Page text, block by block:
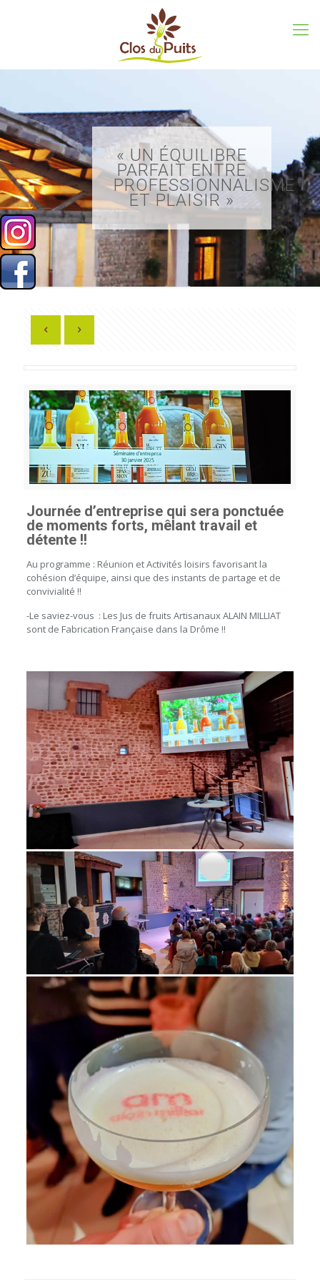
« UN ÉQUILIBRE
PARFAIT ENTRE
PROFESSIONNALISME
ET PLAISIR »
Journée d’entreprise qui sera ponctuée
de moments forts, mêlant travail et
détente !!
Au programme : Réunion et Activités loisirs favorisant la
cohésion d’équipe, ainsi que des instants de partage et de
convivialité !!
-Le saviez-vous : Les Jus de fruits Artisanaux ALAIN MILLIAT
sont de Fabrication Française dans la Drôme !!